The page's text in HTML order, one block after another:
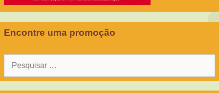
Encontre uma promoção